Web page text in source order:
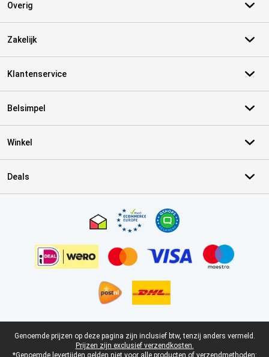
Overig
Zakelijk
Klantenservice
Belsimpel
Winkel
Deals
Juridische voettekst
Genoemde prijzen op deze pagina zijn inclusief btw, tenzij anders vermeld.
Prijzen zijn exclusief verzendkosten.
*Genoemde levertijden gelden niet voor alle producten of verzendmethoden: